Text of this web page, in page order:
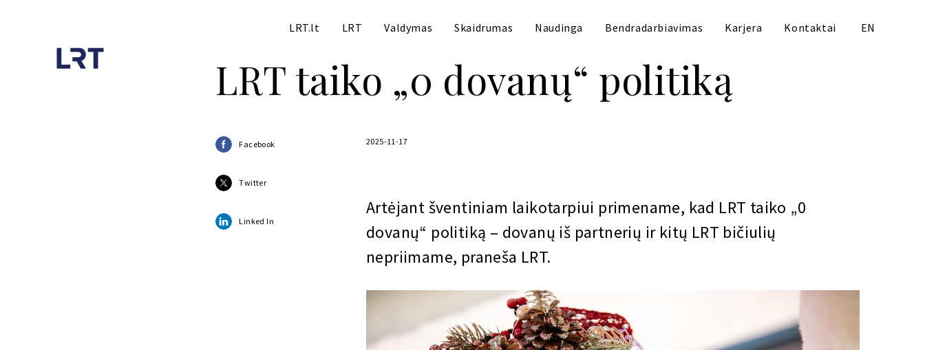
LRT.lt LRT Valdymas Skaidrumas Naudinga Bendradarbiavimas Karjera Kontaktai EN
LRT taiko „0 dovanų“ politiką
Facebook
Twitter
Linked In
2025-11-17
Artėjant šventiniam laikotarpiui primename, kad LRT taiko „0
dovanų“ politiką – dovanų iš partnerių ir kitų LRT bičiulių
nepriimame, praneša LRT.